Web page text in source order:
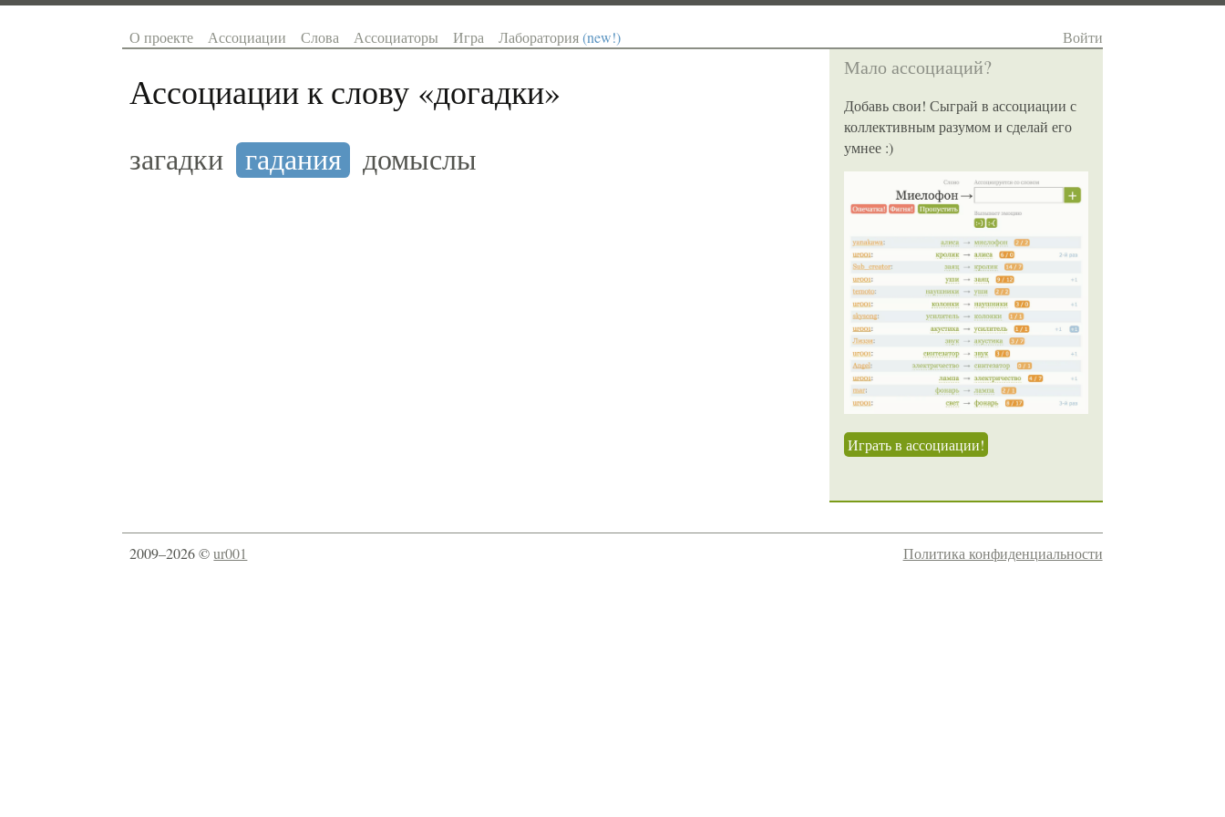
О проекте Ассоциации Слова Ассоциаторы Игра Лаборатория(new!) Войти
Ассоциации к слову «догадки»
загадки гадания домыслы
Мало ассоциаций?
Добавь свои! Сыграй в ассоциации с
коллективным разумом и сделай его
умнее :)
Играть в ассоциации!
2009–2026 ©ur001 Политика конфиденциальности